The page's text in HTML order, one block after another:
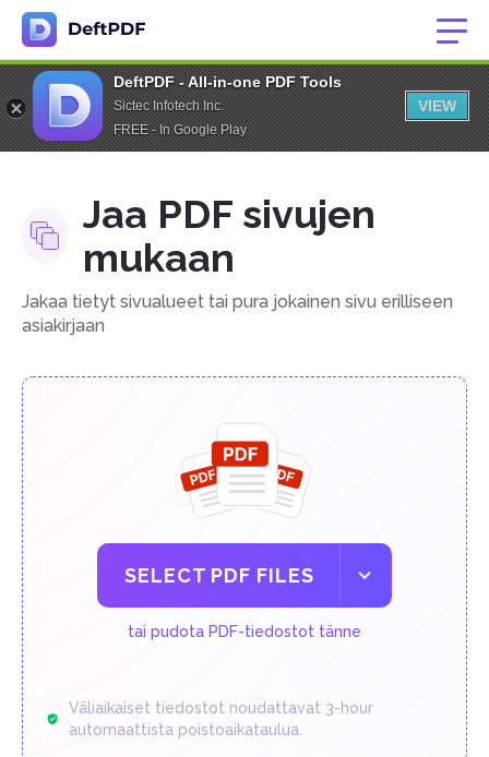
DeftPDF - All-in-one PDF Tools
Sictec Infotech Inc.
FREE - In Google Play
VIEW
Jaa PDF sivujen
mukaan
Jakaa tietyt sivualueet tai pura jokainen sivu erilliseen
asiakirjaan
SELECT PDF FILES
tai pudota PDF-tiedostot tänne
Väliaikaiset tiedostot noudattavat 3-hour
automaattista poistoaikataulua.